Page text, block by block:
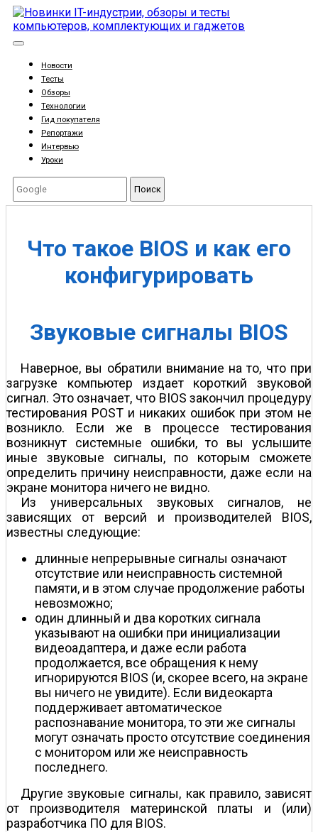
Новости
Тесты
Обзоры
Технологии
Гид покупателя
Репортажи
Интервью
Уроки
Поиск
Что такое BIOS и как его
конфигурировать
Звуковые сигналы BIOS
Наверное, вы обратили внимание на то, что при
загрузке компьютер издает короткий звуковой
сигнал. Это означает, что BIOS закончил процедуру
тестирования POST и никаких ошибок при этом не
возникло. Если же в процессе тестирования
возникнут системные ошибки, то вы услышите
иные звуковые сигналы, по которым сможете
определить причину неисправности, даже если на
экране монитора ничего не видно.
Из универсальных звуковых сигналов, не
зависящих от версий и производителей BIOS,
известны следующие:
длинные непрерывные сигналы означают
отсутствие или неисправность системной
памяти, и в этом случае продолжение работы
невозможно;
один длинный и два коротких сигнала
указывают на ошибки при инициализации
видеоадаптера, и даже если работа
продолжается, все обращения к нему
игнорируются BIOS (и, скорее всего, на экране
вы ничего не увидите). Если видеокарта
поддерживает автоматическое
распознавание монитора, то эти же сигналы
могут означать просто отсутствие соединения
с монитором или же неисправность
последнего.
Другие звуковые сигналы, как правило, зависят
от производителя материнской платы и (или)
разработчика ПО для BIOS.